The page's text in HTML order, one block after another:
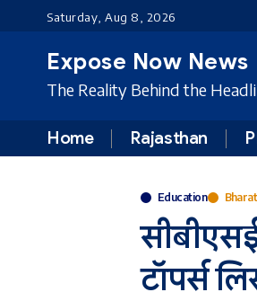
Saturday, Aug 8, 2026
Expose Now News
The Reality Behind the
Home Rajasthan
Education Bharat
टॉपर्स